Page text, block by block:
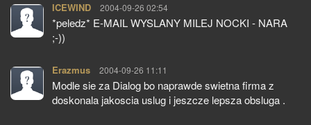
ICEWIND pisze:
2004-09-26 02:54
*peledz* E-MAIL WYSLANY MILEJ NOCKI - NARA
;-))
Erazmus pisze:
2004-09-26 11:11
Modle sie za Dialog bo naprawde swietna firma z
doskonala jakoscia uslug i jeszcze lepsza obsluga .